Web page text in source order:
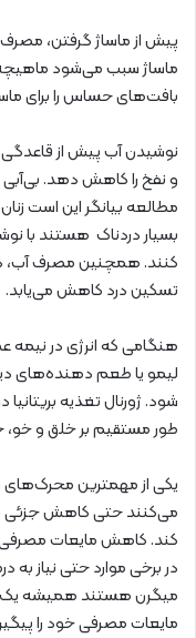
پیش از ماساژ گرفتن،
ماساژ سبب می‌شود
بافت‌های حساس را برای
نوشیدن آب پیش از قاعدگی
و نفخ را کاهش دهد. بی‌آبی
مطالعه بیانگر این است
بسیار دردناک هستند با
کنند. همچنین مصرف آب،
تسکین درد کاهش می‌یابد.
هنگامی که انرژی در نیمه
لیمو یا طعم دهنده‌های
شود. ژورنال تغذیه
طور مستقیم بر خلق و خو،
یکی از مهمترین محرک‌های
می‌کنند حتی کاهش جزئی
کند. کاهش مایعات
در برخی موارد حتی نیاز به
میگرن هستند همیشه یک
مایعات مصرفی خود را